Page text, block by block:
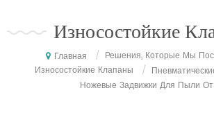
Износостойкие
Главная / Решения, Которые Мы
Износостойкие Клапаны
/
Ножевые Задвижки Для Пыли